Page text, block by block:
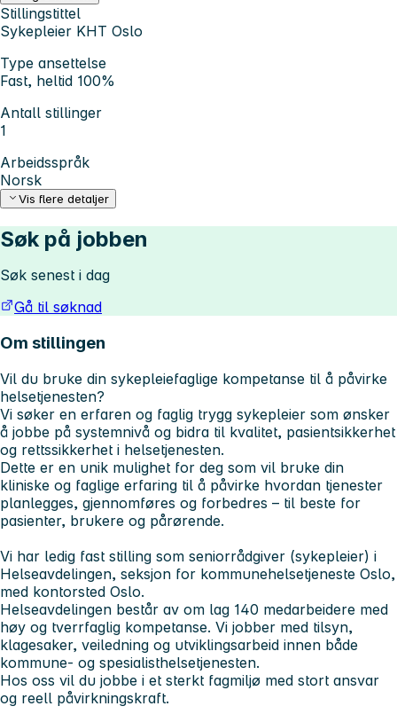
Stillingstittel
Sykepleier KHT Oslo
Type ansettelse
Fast, heltid 100%
Antall stillinger
1
Arbeidsspråk
Norsk
Vis flere detaljer
Søk på jobben
Søk senest i dag
Gå til søknad
Om stillingen
Vil du bruke din sykepleiefaglige kompetanse til å påvirke
helsetjenesten?
Vi søker en erfaren og faglig trygg sykepleier som ønsker
å jobbe på systemnivå og bidra til kvalitet, pasientsikkerhet
og rettssikkerhet i helsetjenesten.
Dette er en unik mulighet for deg som vil bruke din
kliniske og faglige erfaring til å påvirke hvordan tjenester
planlegges, gjennomføres og forbedres – til beste for
pasienter, brukere og pårørende.
Vi har ledig fast stilling som seniorrådgiver (sykepleier) i
Helseavdelingen, seksjon for kommunehelsetjeneste Oslo,
med kontorsted Oslo.
Helseavdelingen består av om lag 140 medarbeidere med
høy og tverrfaglig kompetanse. Vi jobber med tilsyn,
klagesaker, veiledning og utviklingsarbeid innen både
kommune- og spesialisthelsetjenesten.
Hos oss vil du jobbe i et sterkt fagmiljø med stort ansvar
og reell påvirkningskraft.